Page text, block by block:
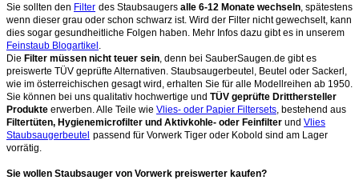
Sie sollten den Filter des Staubsaugers alle 6-12 Monate wechseln , spätestens
wenn dieser grau oder schon schwarz ist. Wird der Filter nicht gewechselt, kann
dies sogar gesundheitliche Folgen haben. Mehr Infos dazu gibt es in unserem
Feinstaub Blogartikel
Die Filter müssen nicht teuer sein , denn bei SauberSaugen.de gibt es
preiswerte TÜV geprüfte Alternativen. Staubsaugerbeutel, Beutel oder Sackerl,
wie im österreichischen gesagt wird, erhalten Sie für alle Modellreihen ab 1950.
Sie können bei uns qualitativ hochwertige und TÜV geprüfte Dritthersteller
Produkte erwerben. Alle Teile wie Vlies- oder Papier Filtersets , bestehend aus
Filtertüten, Hygienemicrofilter und Aktivkohle- oder Feinfilter und Vlies
Staubsaugerbeutel passend für Vorwerk Tiger oder Kobold sind am Lager
vorrätig.
Sie wollen Staubsauger von Vorwerk preiswerter kaufen?